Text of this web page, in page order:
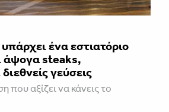
ένα εστιατόριο
άψογα steaks,
γεύσεις
που αξίζει να κάνεις το